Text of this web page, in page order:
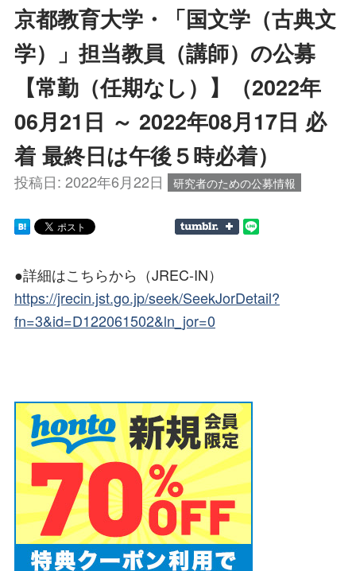
京都教育大学・「国文学（古典文
学）」担当教員（講師）の公募
【常勤（任期なし）】（2022年
06月21日 ～ 2022年08月17日 必
着 最終日は午後５時必着）
投稿日: 2022年6月22日 研究者のための公募情報
●詳細はこちらから（JREC-IN）
https://jrecin.jst.go.jp/seek/SeekJorDetail?
fn=3&id=D122061502&ln_jor=0